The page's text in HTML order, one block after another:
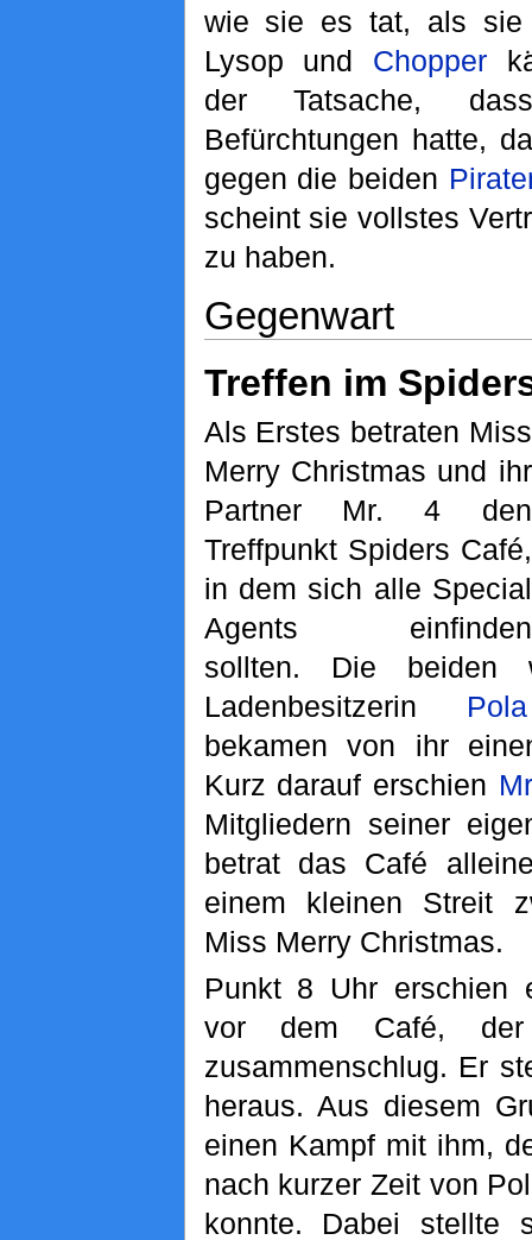
wie sie es tat, als sie
Lysop und Chopper
der Tatsache,
Befürchtungen hatte,
gegen die beiden
scheint sie vollstes
zu haben.
Gegenwart
Treffen im
Als Erstes betraten Miss
Merry Christmas und ihr
Partner Mr. 4 den
Treffpunkt Spiders Café,
in dem sich alle Special
Agents einfinden
sollten. Die beiden
Ladenbesitzerin Pola
bekamen von ihr
Kurz darauf erschien
Mitgliedern seiner
betrat das Café
einem kleinen Streit
Miss Merry Christmas.
Punkt 8 Uhr erschien
vor dem Café,
zusammenschlug. Er
heraus. Aus diesem
einen Kampf mit ihm,
nach kurzer Zeit von
konnte. Dabei stellte